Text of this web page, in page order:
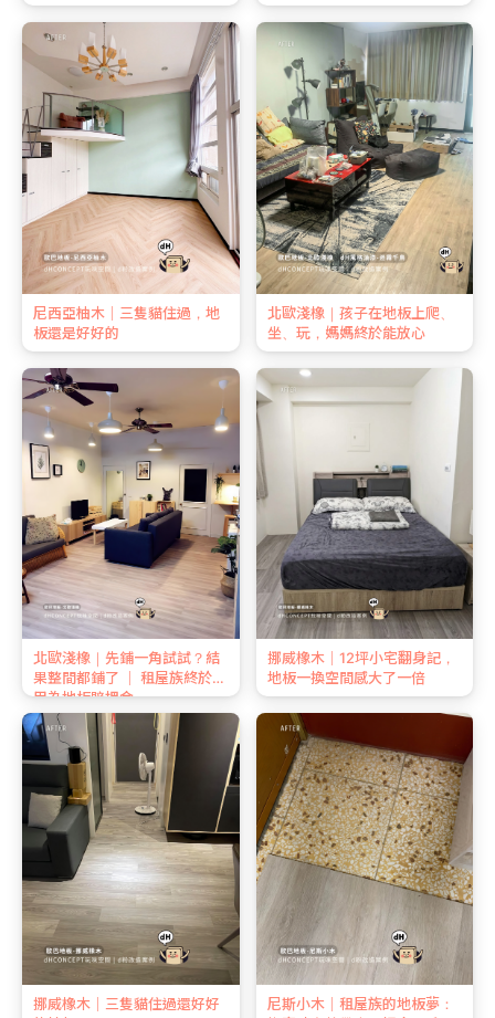
尼西亞柚木｜三隻貓住過，地
板還是好好的
北歐淺橡｜孩子在地板上爬、
坐、玩，媽媽終於能放心
北歐淺橡｜先鋪一角試試？結
果整間都鋪了 ｜ 租屋族終於不
用為地板賠押金
挪威橡木｜12坪小宅翻身記，
地板一換空間感大了一倍
挪威橡木｜三隻貓住過還好好
尼斯小木｜租屋族的地板夢：